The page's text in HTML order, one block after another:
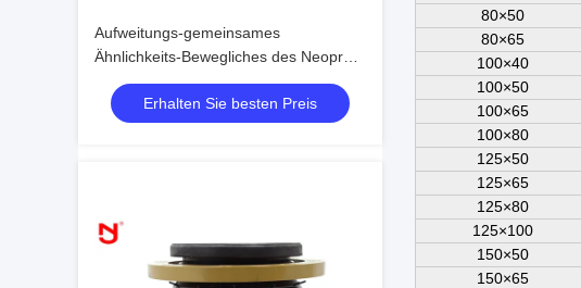
Aufweitungs-gemeinsames
Ähnlichkeits-Bewegliches des Neopren-
PN16, das niedrigen Körperschall
versiegeltErhalten Sie besten Preis
80×50
80×65
100×40
100×50
100×65
100×80
125×50
125×65
125×80
125×100
150×50
150×65